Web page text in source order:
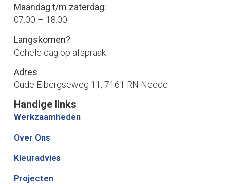
Maandag t/m zaterdag:
07:00 – 18:00
Langskomen?
Gehele dag op afspraak
Adres
Oude Eibergseweg 11, 7161 RN Neede
Handige links
Werkzaamheden
Over Ons
Kleuradvies
Projecten